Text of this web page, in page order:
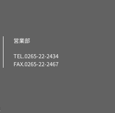
営業部
TEL.0265-22-2434
FAX.0265-22-2467